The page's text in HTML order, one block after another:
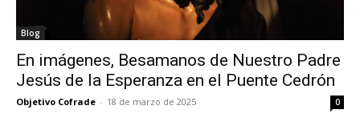
Blog
En imágenes, Besamanos de Nuestro Padre
Jesús de la Esperanza en el Puente Cedrón
Objetivo Cofrade - 18 de marzo de 2025 0